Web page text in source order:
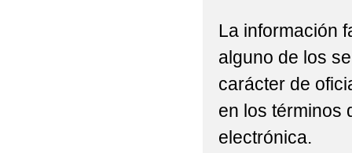
La información
alguno de los
carácter de
en los términos
electrónica.